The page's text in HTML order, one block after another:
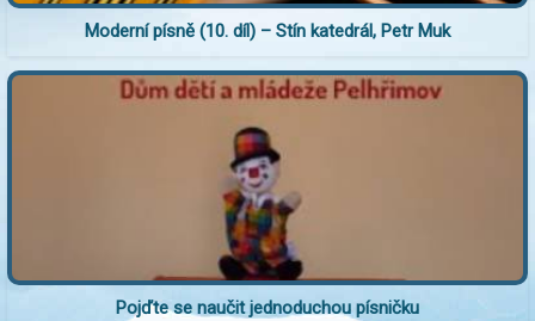
Moderní písně (10. díl) – Stín katedrál, Petr Muk
Pojďte se naučit jednoduchou písničku